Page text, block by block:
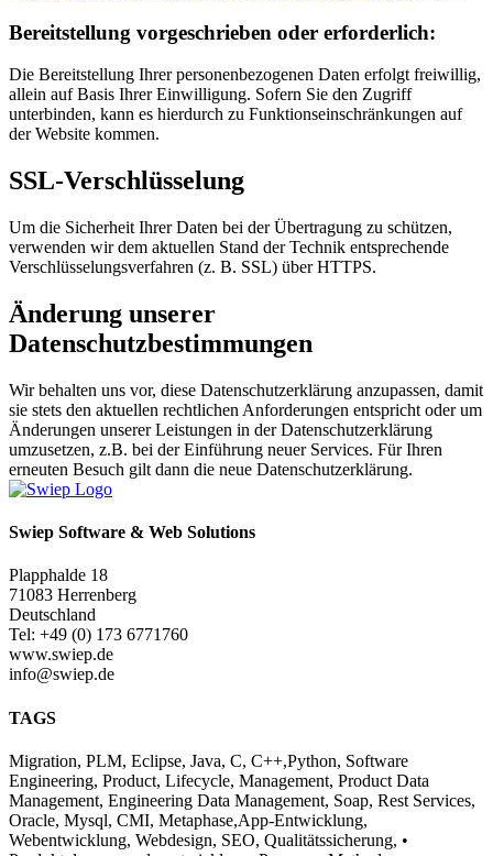
Bereitstellung vorgeschrieben oder erforderlich:
Die Bereitstellung Ihrer personenbezogenen Daten erfolgt freiwillig,
allein auf Basis Ihrer Einwilligung. Sofern Sie den Zugriff
unterbinden, kann es hierdurch zu Funktionseinschränkungen auf
der Website kommen.
SSL-Verschlüsselung
Um die Sicherheit Ihrer Daten bei der Übertragung zu schützen,
verwenden wir dem aktuellen Stand der Technik entsprechende
Verschlüsselungsverfahren (z. B. SSL) über HTTPS.
Änderung unserer
Datenschutzbestimmungen
Wir behalten uns vor, diese Datenschutzerklärung anzupassen, damit
sie stets den aktuellen rechtlichen Anforderungen entspricht oder um
Änderungen unserer Leistungen in der Datenschutzerklärung
umzusetzen, z.B. bei der Einführung neuer Services. Für Ihren
erneuten Besuch gilt dann die neue Datenschutzerklärung.
Swiep Software & Web Solutions
Plapphalde 18
71083 Herrenberg
Deutschland
Tel: +49 (0) 173 6771760
www.swiep.de
info@swiep.de
TAGS
Migration, PLM, Eclipse, Java, C, C++,Python, Software
Engineering, Product, Lifecycle, Management, Product Data
Management, Engineering Data Management, Soap, Rest Services,
Oracle, Mysql, CMI, Metaphase,App-Entwicklung,
Webentwicklung, Webdesign, SEO, Qualitätssicherung, •